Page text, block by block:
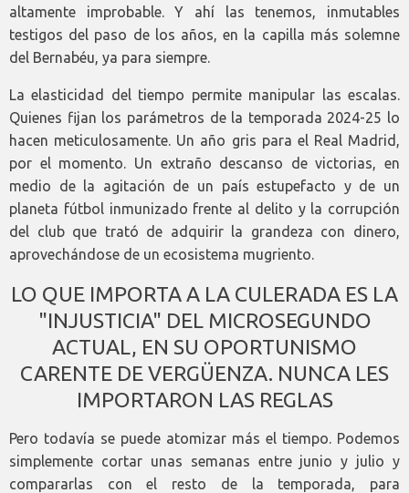
altamente improbable. Y ahí las tenemos, inmutables
testigos del paso de los años, en la capilla más solemne
del Bernabéu, ya para siempre.
La elasticidad del tiempo permite manipular las escalas.
Quienes fijan los parámetros de la temporada 2024-25 lo
hacen meticulosamente. Un año gris para el Real Madrid,
por el momento. Un extraño descanso de victorias, en
medio de la agitación de un país estupefacto y de un
planeta fútbol inmunizado frente al delito y la corrupción
del club que trató de adquirir la grandeza con dinero,
aprovechándose de un ecosistema mugriento.
LO QUE IMPORTA A LA CULERADA ES LA
"INJUSTICIA" DEL MICROSEGUNDO
ACTUAL, EN SU OPORTUNISMO
CARENTE DE VERGÜENZA. NUNCA LES
IMPORTARON LAS REGLAS
Pero todavía se puede atomizar más el tiempo. Podemos
simplemente cortar unas semanas entre junio y julio y
compararlas con el resto de la temporada, para